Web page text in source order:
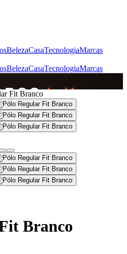
BelezaCasaTecnologiaMarcas
BelezaCasaTecnologiaMarcas
Fit Branco
Branco